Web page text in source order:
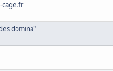
cage.fr
domina"